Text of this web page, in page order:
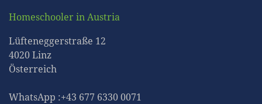
Homeschooler in Austria
Lüfteneggerstraße 12
4020 Linz
Österreich
WhatsApp :+43 677 6330 0071